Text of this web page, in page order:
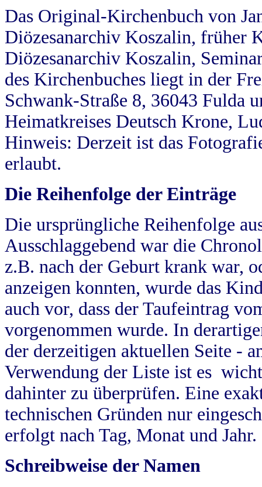
Das Original-Kirchenbuch von
Diözesanarchiv Koszalin, früher
Diözesanarchiv Koszalin,
des Kirchenbuches liegt in der
Schwank-Straße 8, 36043 Fulda
Heimatkreises Deutsch Krone,
Hinweis: Derzeit ist das
erlaubt.
Die Reihenfolge der Einträge
Die ursprüngliche Reihenfolge
Ausschlaggebend war die
z.B. nach der Geburt krank war,
anzeigen konnten, wurde das
auch vor, dass der Taufeintrag
vorgenommen wurde. In
der derzeitigen aktuellen Seite -
Verwendung der Liste ist es
dahinter zu überprüfen. Eine
technischen Gründen nur
erfolgt nach Tag, Monat und Jahr.
Schreibweise der Namen